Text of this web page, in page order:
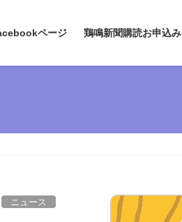
ページ 鶏鳴新聞購読お申込み
ニュース